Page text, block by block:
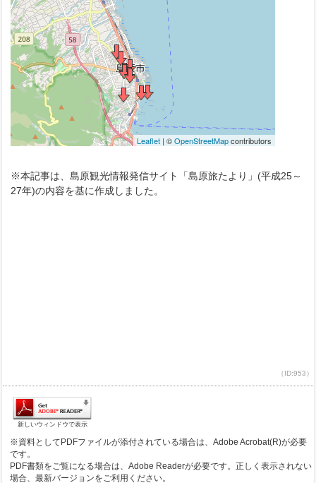
※本記事は、島原観光情報発信サイト「島原旅たより」(平成25～
27年)の内容を基に作成しました。
（ID:953）
新しいウィンドウで表示
※資料としてPDFファイルが添付されている場合は、Adobe Acrobat(R)が必要
です。
PDF書類をご覧になる場合は、Adobe Readerが必要です。正しく表示されない
場合、最新バージョンをご利用ください。